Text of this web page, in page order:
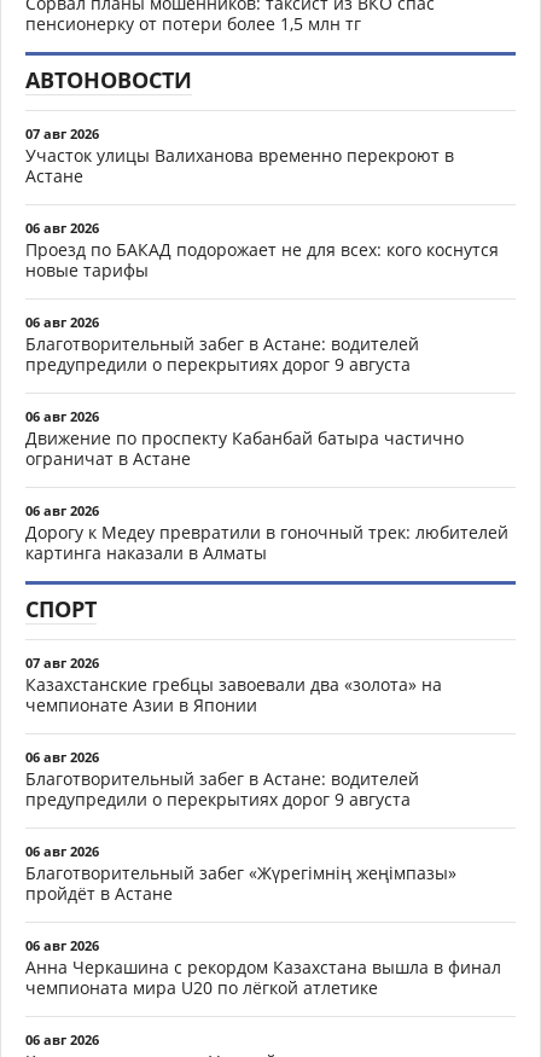
пенсионерку от потери более 1,5 млн тг
АВТОНОВОСТИ
07 авг 2026
Участок улицы Валиханова временно перекроют в
Астане
06 авг 2026
Проезд по БАКАД подорожает не для всех: кого коснутся
новые тарифы
06 авг 2026
Благотворительный забег в Астане: водителей
предупредили о перекрытиях дорог 9 августа
06 авг 2026
Движение по проспекту Кабанбай батыра частично
ограничат в Астане
06 авг 2026
Дорогу к Медеу превратили в гоночный трек: любителей
картинга наказали в Алматы
СПОРТ
07 авг 2026
Казахстанские гребцы завоевали два «золота» на
чемпионате Азии в Японии
06 авг 2026
Благотворительный забег в Астане: водителей
предупредили о перекрытиях дорог 9 августа
06 авг 2026
Благотворительный забег «Жүрегімнің жеңімпазы»
пройдёт в Астане
06 авг 2026
Анна Черкашина с рекордом Казахстана вышла в финал
чемпионата мира U20 по лёгкой атлетике
06 авг 2026